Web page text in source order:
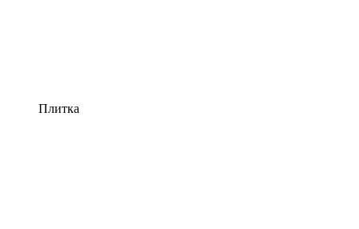
Плитка